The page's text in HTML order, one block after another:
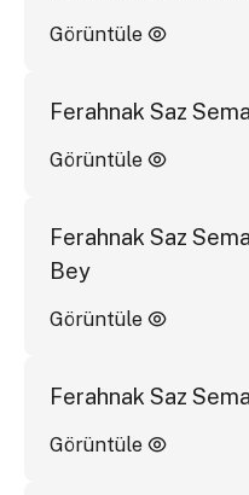
Görüntüle
Ferahnak Saz
Görüntüle
Ferahnak Saz
Bey
Görüntüle
Ferahnak Saz
Görüntüle